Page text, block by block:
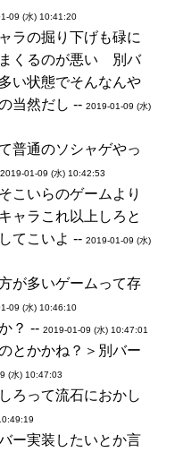
09 (水) 10:41:20
ラの掘り下げも碌に
くるのが悪い 別バ
い状態でそんなんや
当然だし -- 2019-01-09 (水)
普通のソシャゲやっ
2019-01-09 (水) 10:42:53
こいらのゲームより
ャラこれ以上しろと
てこいよ -- 2019-01-09 (水)
が多いゲームって存
09 (水) 10:46:10
？ -- 2019-01-09 (水) 10:47:01
とかかね？＞別バー
(水) 10:47:03
ろって流石におかし
ー実装したいとか言